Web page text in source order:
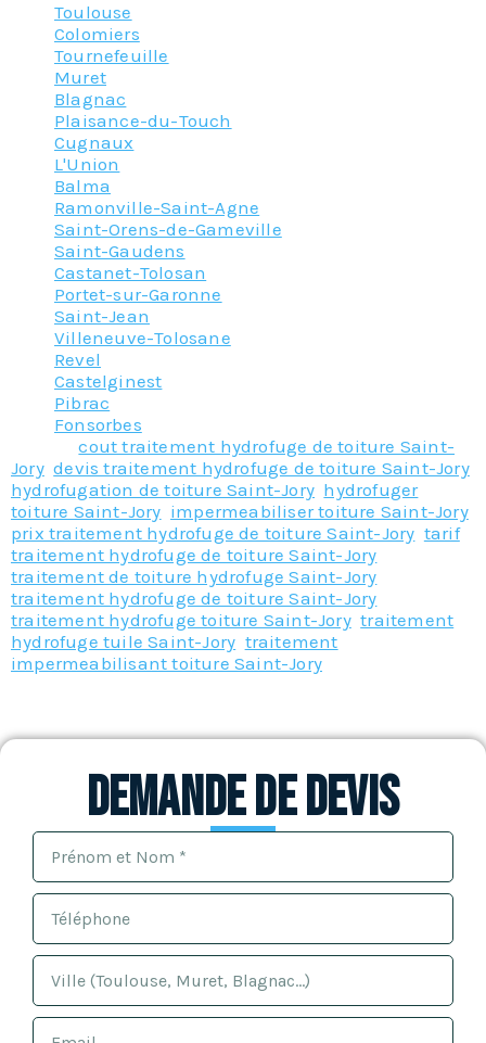
Toulouse
Colomiers
Tournefeuille
Muret
Blagnac
Plaisance-du-Touch
Cugnaux
L'Union
Balma
Ramonville-Saint-Agne
Saint-Orens-de-Gameville
Saint-Gaudens
Castanet-Tolosan
Portet-sur-Garonne
Saint-Jean
Villeneuve-Tolosane
Revel
Castelginest
Pibrac
Fonsorbes
Taggedcout traitement hydrofuge de toiture Saint-
Jory,devis traitement hydrofuge de toiture Saint-Jory,
hydrofugation de toiture Saint-Jory hydrofuger
toiture Saint-Jory impermeabiliser toiture Saint-Jory,
prix traitement hydrofuge de toiture Saint-Jory tarif
traitement hydrofuge de toiture Saint-Jory
traitement de toiture hydrofuge Saint-Jory
traitement hydrofuge de toiture Saint-Jory
traitement hydrofuge toiture Saint-Jory,traitement
hydrofuge tuile Saint-Jory traitement
impermeabilisant toiture Saint-Jory
Demande de devis